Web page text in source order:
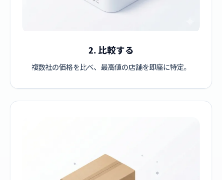
2. 比較する
複数社の価格を比べ、最高値の店舗を即座に特定。